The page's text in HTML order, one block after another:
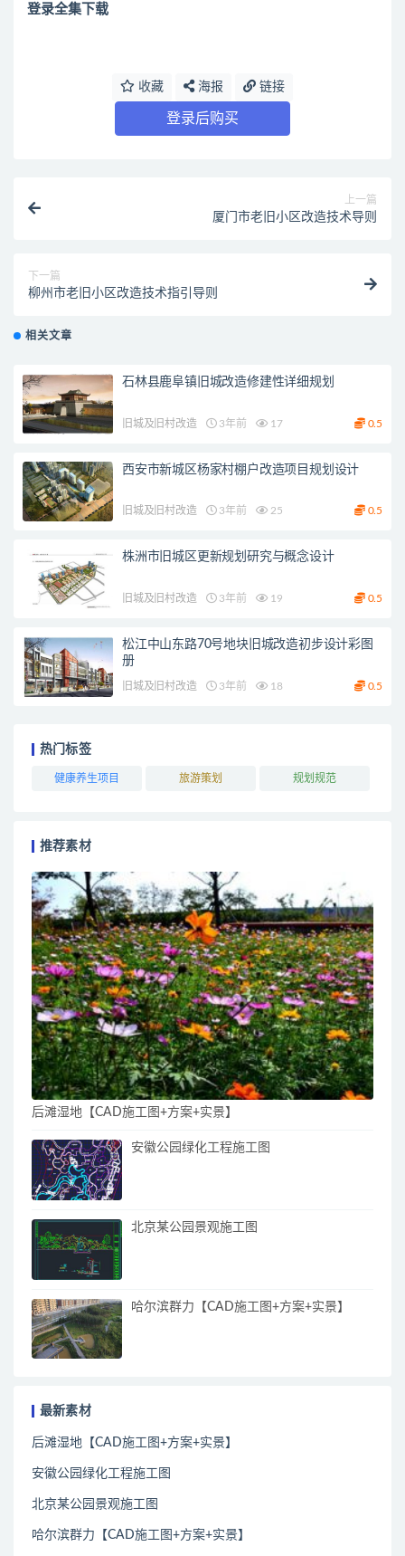
登录全集下载
收藏 海报 链接
登录后购买
上一篇
厦门市老旧小区改造技术导则
下一篇
柳州市老旧小区改造技术指引导则
相关文章
石林县鹿阜镇旧城改造修建性详细规划
旧城及旧村改造 3年前 17 0.5
西安市新城区杨家村棚户改造项目规划设计
旧城及旧村改造 3年前 25 0.5
株洲市旧城区更新规划研究与概念设计
旧城及旧村改造 3年前 19 0.5
松江中山东路70号地块旧城改造初步设计彩图
册
旧城及旧村改造 3年前 18 0.5
热门标签
健康养生项目 旅游策划 规划规范
推荐素材
后滩湿地【CAD施工图+方案+实景】
安徽公园绿化工程施工图
北京某公园景观施工图
哈尔滨群力【CAD施工图+方案+实景】
最新素材
后滩湿地【CAD施工图+方案+实景】
安徽公园绿化工程施工图
北京某公园景观施工图
哈尔滨群力【CAD施工图+方案+实景】